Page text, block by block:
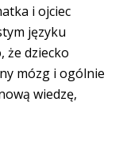
i ojciec
języku
że dziecko
mózg i ogólnie
wiedzę,